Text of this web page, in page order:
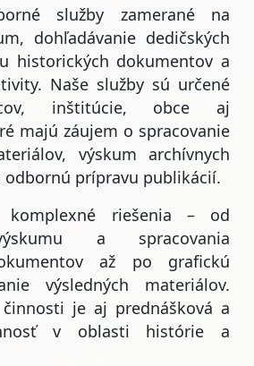
služby zamerané na
dohľadávanie dedičských
historických dokumentov a
Naše služby sú určené
inštitúcie, obce aj
majú záujem o spracovanie
výskum archívnych
odbornú prípravu publikácií.
komplexné riešenia – od
a spracovania
až po grafickú
výsledných materiálov.
je aj prednášková a
v oblasti histórie a